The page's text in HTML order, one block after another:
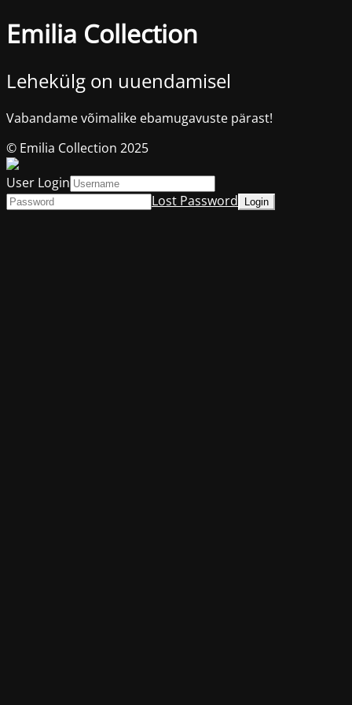
Emilia Collection
Lehekülg on uuendamisel
Vabandame võimalike ebamugavuste pärast!
© Emilia Collection 2025
User Login
Lost Password